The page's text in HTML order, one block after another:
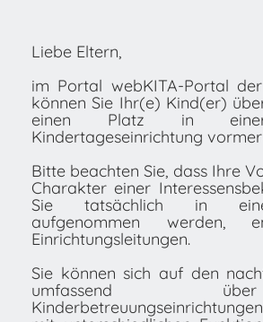
Liebe Eltern,
im Portal webKITA-Portal
können Sie Ihr(e) Kind(er)
einen Platz in einer
Kindertageseinrichtung
Bitte beachten Sie, dass Ihre
Charakter einer
Sie tatsächlich in
aufgenommen werden,
Einrichtungsleitungen.
Sie können sich auf den
umfassend